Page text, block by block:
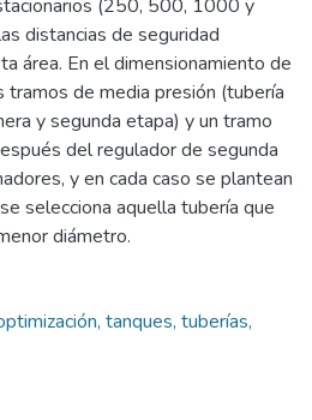
(250, 500, 1000 y
distancias de seguridad
área. En el dimensionamiento de
de media presión (tubería
y segunda etapa) y un tramo
del regulador de segunda
y en cada caso se plantean
selecciona aquella tubería que
diámetro.
tanques, tuberías,